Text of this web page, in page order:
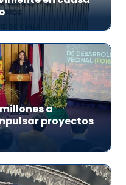
a
proyectos